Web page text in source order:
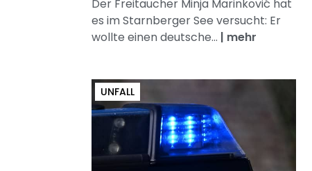
Der Freitaucher Minja Marinković hat
es im Starnberger See versucht: Er
wollte einen deutsche... | mehr
UNFALL